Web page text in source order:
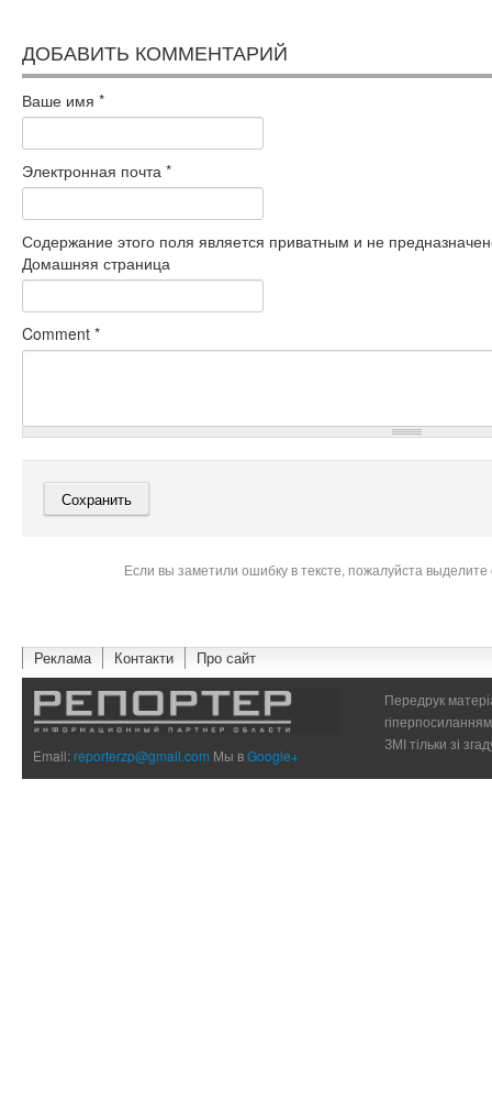
ДОБАВИТЬ КОММЕНТАРИЙ
Ваше имя *
Электронная почта *
Содержание этого поля является приватным и не
Домашняя страница
Comment *
Если вы заметили ошибку в тексте, пожалуйста
Реклама Контакти Про сайт
Email:reporterzp@gmail.com Мы вGoogle+
Передрук
ЗМІ тільки зі